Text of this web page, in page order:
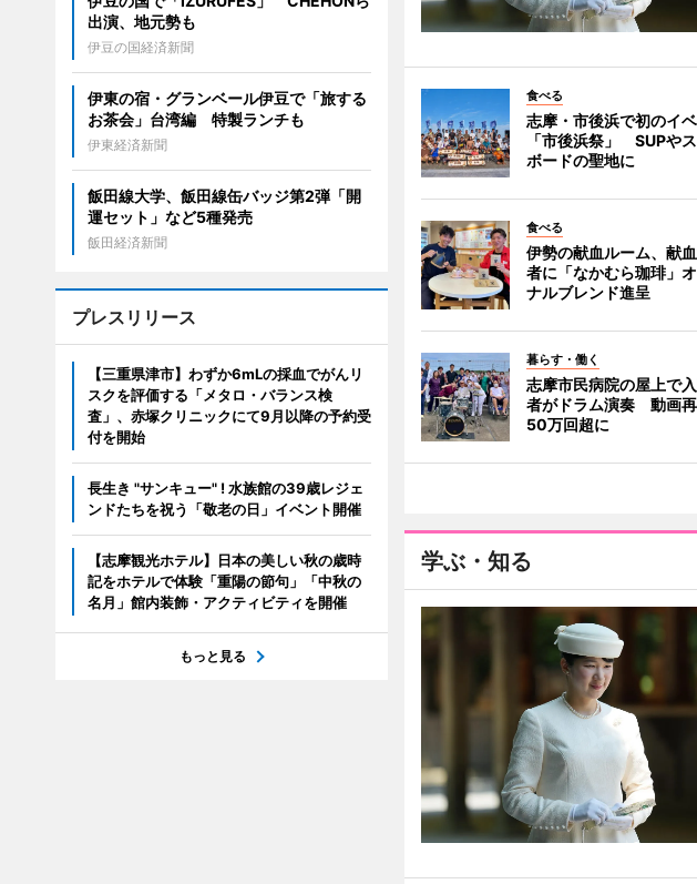
食べる
志摩・市後浜で初のイ
「市後浜祭」 SUPや
ボードの聖地に
食べる
伊勢の献血ルーム、献
者に「なかむら珈琲」
ナルブレンド進呈
暮らす・働く
志摩市民病院の屋上で
者がドラム演奏 動画
50万回超に
学ぶ・知る
出演、地元勢も
伊豆の国経済新聞
伊東の宿・グランベール伊豆で「旅する
お茶会」台湾編 特製ランチも
伊東経済新聞
飯田線大学、飯田線缶バッジ第2弾「開
運セット」など5種発売
飯田経済新聞
プレスリリース
【三重県津市】わずか6mLの採血でがんリ
スクを評価する「メタロ・バランス検
査」、赤塚クリニックにて9月以降の予約受
付を開始
長生き "サンキュー" ! 水族館の39歳レジェ
ンドたちを祝う「敬老の日」イベント開催
【志摩観光ホテル】日本の美しい秋の歳時
記をホテルで体験「重陽の節句」「中秋の
名月」館内装飾・アクティビティを開催
もっと見る